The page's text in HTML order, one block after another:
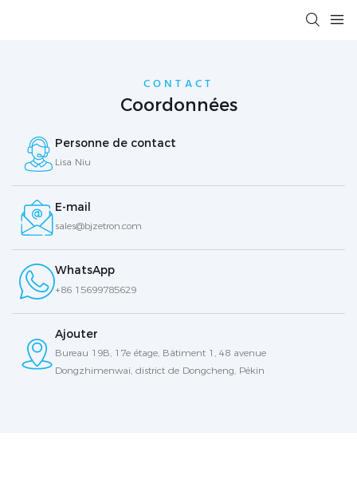
CONTACT
Coordonnées
Personne de contact
Lisa Niu
E-mail
sales@bjzetron.com
WhatsApp
+86 15699785629
Ajouter
Bureau 19B, 17e étage, Bâtiment 1, 48 avenue
Dongzhimenwai, district de Dongcheng, Pékin